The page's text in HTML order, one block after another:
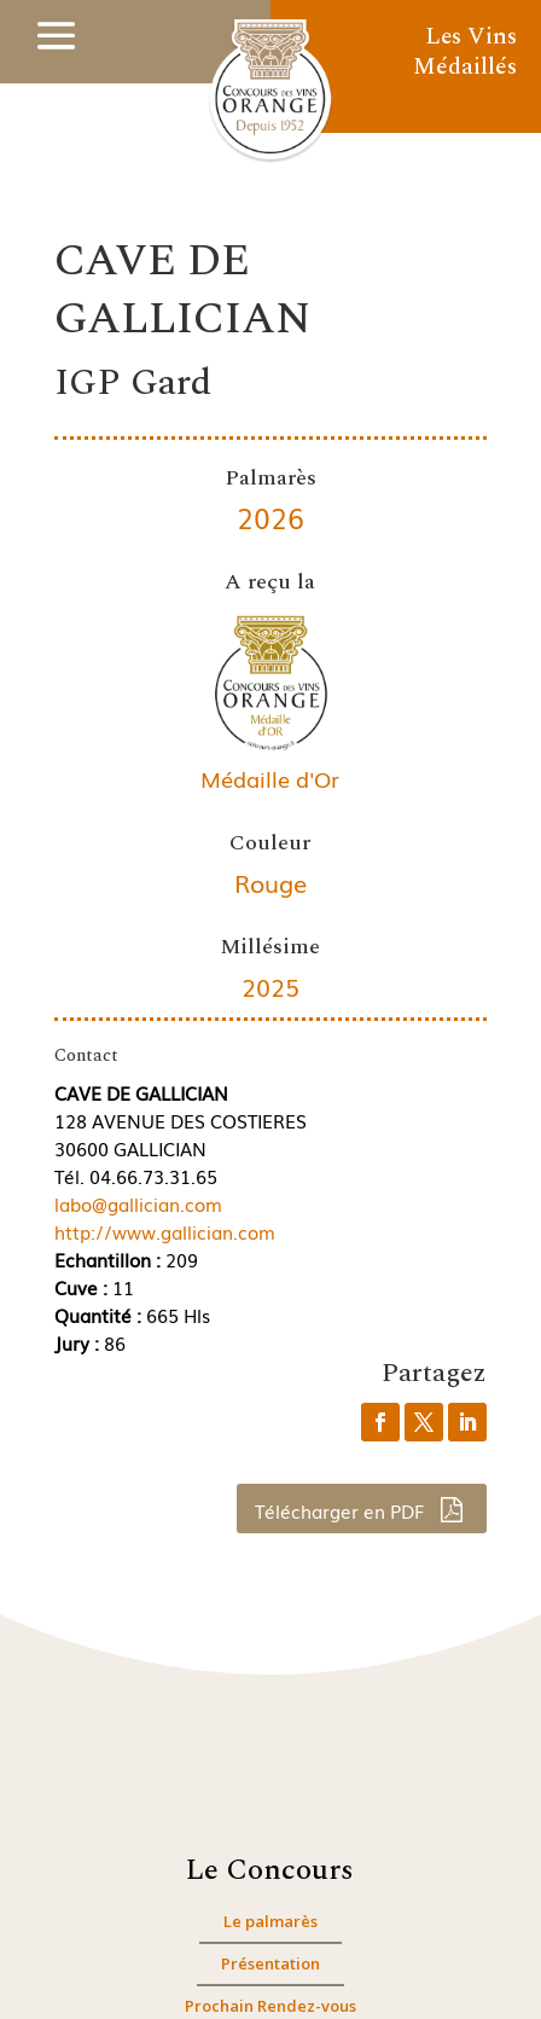
Les Vins
Médaillés
CAVE DE
GALLICIAN
IGP Gard
Palmarès
2026
A reçu la
Médaille d'Or
Couleur
Rouge
Millésime
2025
Contact
CAVE DE GALLICIAN
128 AVENUE DES COSTIERES
30600 GALLICIAN
Tél. 04.66.73.31.65
labo@gallician.com
http://www.gallician.com
Echantillon :209
Cuve : 11
Quantité : 665 Hls
Jury : 86
Partagez
Télécharger en PDF
Le Concours
Le palmarès
Présentation
Prochain Rendez-vous